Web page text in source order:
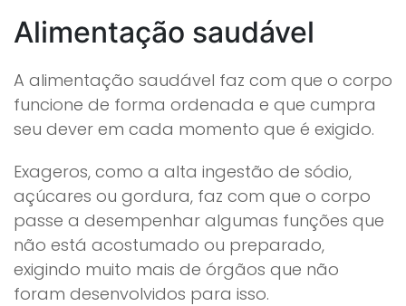
Alimentação saudável
A alimentação saudável faz com que o corpo
funcione de forma ordenada e que cumpra
seu dever em cada momento que é exigido.
Exageros, como a alta ingestão de sódio,
açúcares ou gordura, faz com que o corpo
passe a desempenhar algumas funções que
não está acostumado ou preparado,
exigindo muito mais de órgãos que não
foram desenvolvidos para isso.